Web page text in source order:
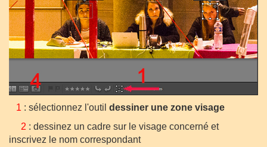
1 : sélectionnez l'outil dessiner une zone visage
2 : dessinez un cadre sur le visage concerné et
inscrivez le nom correspondant